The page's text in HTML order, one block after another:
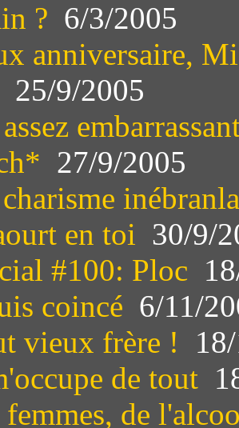
? 6/3/2005
anniversaire,
25/9/2005
27/9/2005
en toi 30/9/
#100: Ploc
coincé 6/11/
vieux frère !
de tout
femmes, de